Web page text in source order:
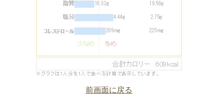
前画面に戻る